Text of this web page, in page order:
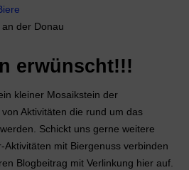
der Donau
erwünscht!!!
kleiner Mosaikstein der
Aktivitäten die rund um das
Schickt uns gerne weitere
Aktivitäten mit Biergenuss verbinden
Blogbeitrag mit Verlinkung hier auf.